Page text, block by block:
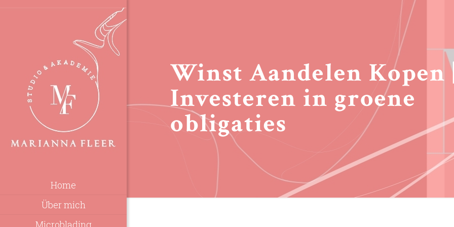
Home
Über mich
Microblading
Winst Aandelen Kopen
Investeren in groene
obligaties